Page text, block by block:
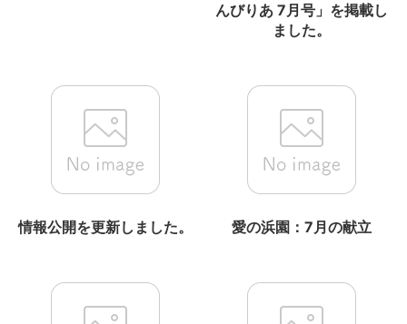
んびりあ 7月号」を掲載し
ました。
情報公開を更新しました。 愛の浜園：7月の献立